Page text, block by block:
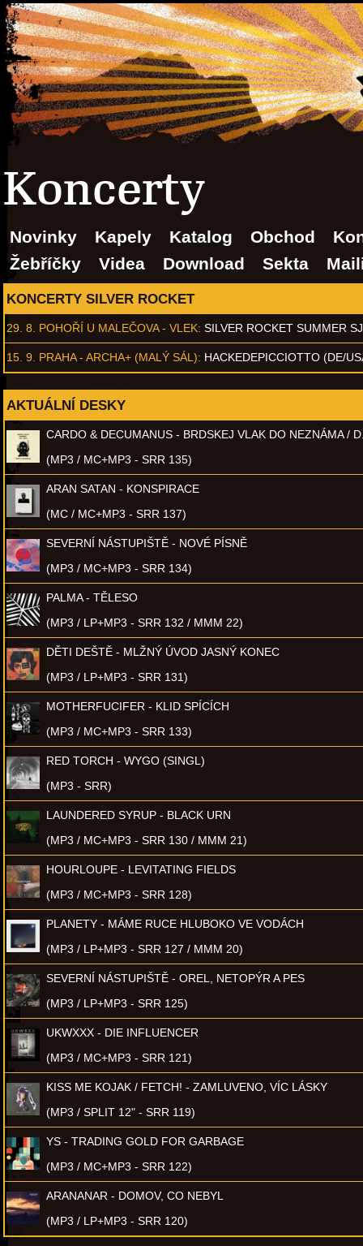
Koncerty
Novinky Kapely Katalog Obchod
Žebříčky
Videa Download Sekta
KONCERTY SILVER ROCKET
29. 8. POHOŘÍ U MALEČOVA - VLEK: SILVER ROCKET SUMMER
15. 9. PRAHA - ARCHA+ (MALÝ SÁL): HACKEDEPICCIOTTO (DE/
AKTUÁLNÍ DESKY
CARDO & DECUMANUS - BRDSKEJ VLAK DO NEZNÁMA /
(MP3 / MC+MP3 - SRR 135)
ARAN SATAN - KONSPIRACE
(MC / MC+MP3 - SRR 137)
SEVERNÍ NÁSTUPIŠTĚ - NOVÉ PÍSNĚ
(MP3 / MC+MP3 - SRR 134)
PALMA - TĚLESO
(MP3 / LP+MP3 - SRR 132 / MMM 22)
DĚTI DEŠTĚ - MLŽNÝ ÚVOD JASNÝ KONEC
(MP3 / LP+MP3 - SRR 131)
MOTHERFUCIFER - KLID SPÍCÍCH
(MP3 / MC+MP3 - SRR 133)
RED TORCH - WYGO (SINGL)
(MP3 - SRR)
LAUNDERED SYRUP - BLACK URN
(MP3 / MC+MP3 - SRR 130 / MMM 21)
HOURLOUPE - LEVITATING FIELDS
(MP3 / MC+MP3 - SRR 128)
PLANETY - MÁME RUCE HLUBOKO VE VODÁCH
(MP3 / LP+MP3 - SRR 127 / MMM 20)
SEVERNÍ NÁSTUPIŠTĚ - OREL, NETOPÝR A PES
(MP3 / LP+MP3 - SRR 125)
UKWXXX - DIE INFLUENCER
(MP3 / MC+MP3 - SRR 121)
KISS ME KOJAK / FETCH! - ZAMLUVENO, VÍC LÁSKY
(MP3 / SPLIT 12" - SRR 119)
YS - TRADING GOLD FOR GARBAGE
(MP3 / MC+MP3 - SRR 122)
ARANANAR - DOMOV, CO NEBYL
(MP3 / LP+MP3 - SRR 120)